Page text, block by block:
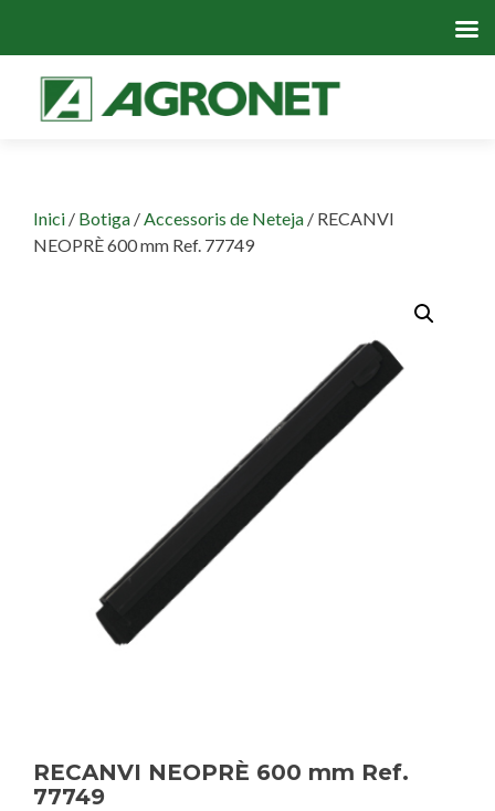
Inici / Botiga /Accessoris de Neteja / RECANVI
NEOPRÈ 600 mm Ref. 77749
RECANVI NEOPRÈ 600 mm Ref.
77749